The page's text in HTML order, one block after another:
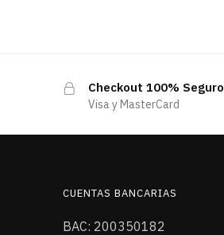
Checkout 100% Seguro
Visa y MasterCard
CUENTAS BANCARIAS
BAC: 200350182